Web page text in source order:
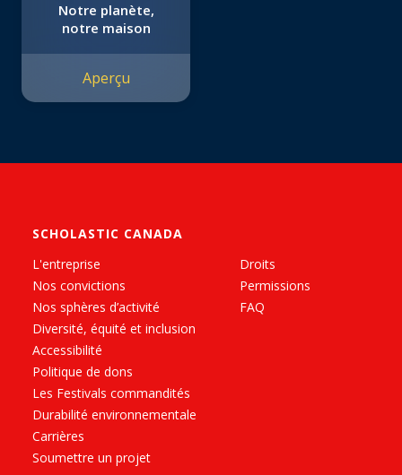
Notre planète,
notre maison
Aperçu
SCHOLASTIC CANADA
L'entreprise
Nos convictions
Nos sphères d’activité
Diversité, équité et inclusion
Accessibilité
Politique de dons
Les Festivals commandités
Durabilité environnementale
Carrières
Soumettre un projet
Droits
Permissions
FAQ